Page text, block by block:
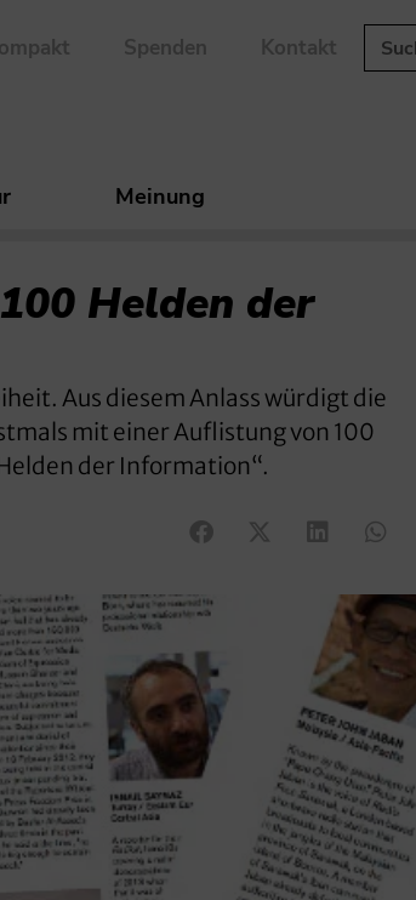
Spenden Kontakt
Meinung
100 Helden der
Aus diesem Anlass würdigt die
mit einer Auflistung von 100
der Information“.